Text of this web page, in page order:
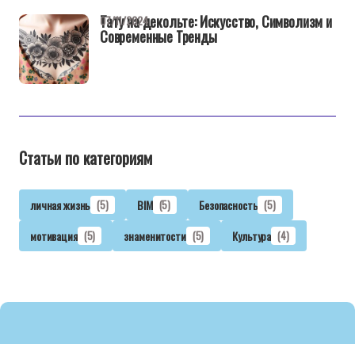
Тату на декольте: Искусство, Символизм и
Современные Тренды
07/11/2024
Статьи по категориям
личная жизнь (5) BIM (5) Безопасность (5)
мотивация (5) знаменитости (5) Культура (4)